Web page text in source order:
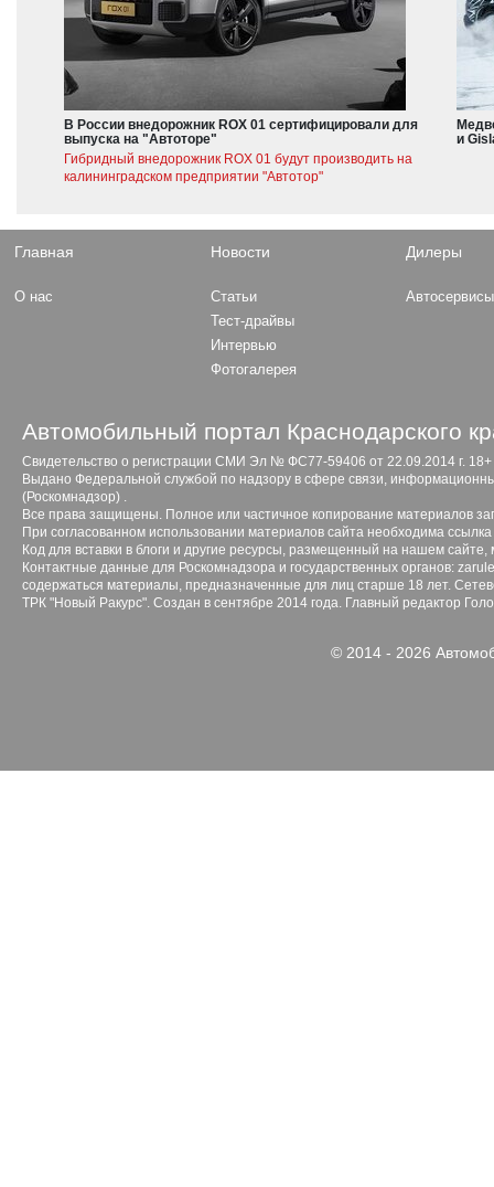
В России внедорожник ROX 01 сертифицировали для
выпуска на "Автоторе"
Гибридный внедорожник ROX 01 будут производить на
калининградском предприятии "Автотор"
и
Главная
О нас
Новости
Статьи
Тест-драйвы
Интервью
Фотогалерея
Дилеры
Автосервисы
Автомобильный портал Краснодарского
Свидетельство о регистрации СМИ Эл № ФС77-59406 от 22.09.2014 г. 18+
Выдано Федеральной службой по надзору в сфере связи,
(Роскомнадзор) .
Все права защищены. Полное или частичное копирование материалов
При согласованном использовании материалов сайта необходима ссылка
Код для вставки в блоги и другие ресурсы, размещенный на нашем сайте,
Контактные данные для Роскомнадзора и государственных органов:
содержаться материалы, предназначенные для лиц старше 18 лет.
ТРК "Новый Ракурс". Создан в сентябре 2014 года. Главный редактор
© 2014 - 2026